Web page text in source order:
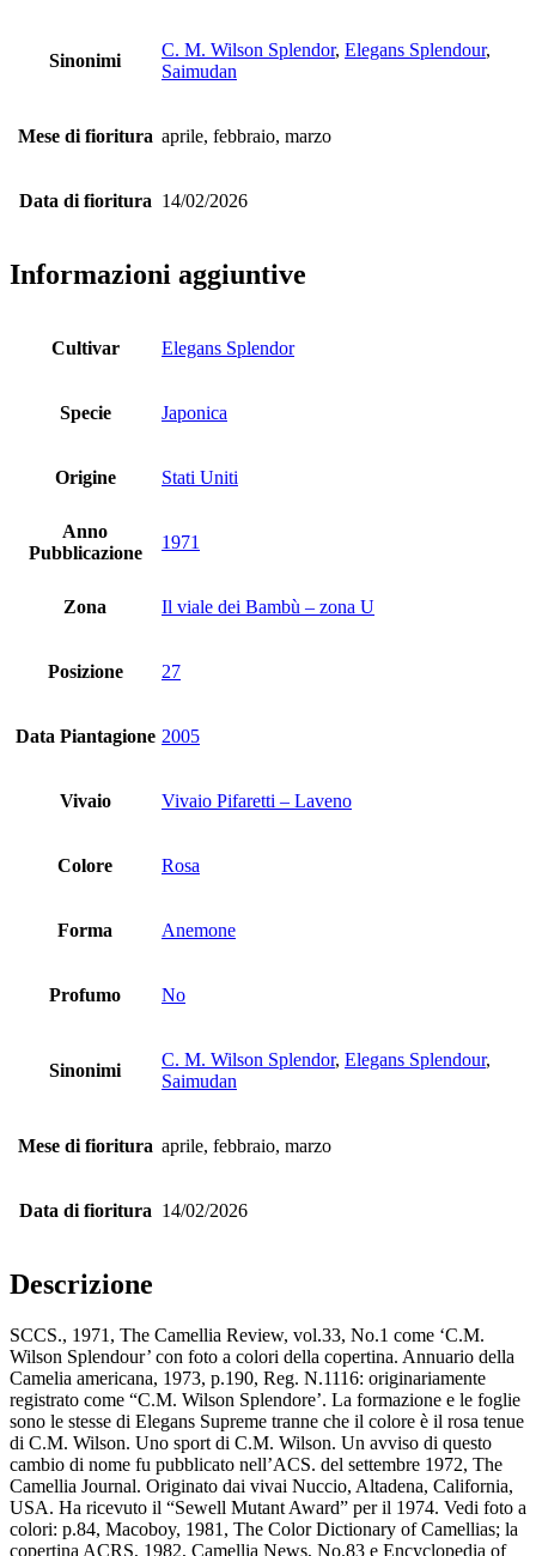
Sinonimi
C. M. Wilson Splendor, Elegans Splendour,
Saimudan
Mese di fioritura aprile, febbraio, marzo
Data di fioritura 14/02/2026
Informazioni aggiuntive
Cultivar Elegans Splendor
Specie Japonica
Origine Stati Uniti
Anno
Pubblicazione
1971
Zona Il viale dei Bambù – zona U
Posizione 27
Data Piantagione 2005
Vivaio Vivaio Pifaretti – Laveno
Colore Rosa
Forma Anemone
Profumo No
Sinonimi
C. M. Wilson Splendor, Elegans Splendour,
Saimudan
Mese di fioritura aprile, febbraio, marzo
Data di fioritura 14/02/2026
Descrizione
SCCS., 1971, The Camellia Review, vol.33, No.1 come ‘C.M.
Wilson Splendour’ con foto a colori della copertina. Annuario della
Camelia americana, 1973, p.190, Reg. N.1116: originariamente
registrato come “C.M. Wilson Splendore’. La formazione e le foglie
sono le stesse di Elegans Supreme tranne che il colore è il rosa tenue
di C.M. Wilson. Uno sport di C.M. Wilson. Un avviso di questo
cambio di nome fu pubblicato nell’ACS. del settembre 1972, The
Camellia Journal. Originato dai vivai Nuccio, Altadena, California,
USA. Ha ricevuto il “Sewell Mutant Award” per il 1974. Vedi foto a
colori: p.84, Macoboy, 1981, The Color Dictionary of Camellias; la
copertina ACRS, 1982, Camellia News, No.83 e Encyclopedia of